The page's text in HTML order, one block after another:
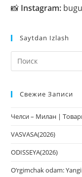
📸 Instagram:
Saytdan Izlash
Свежие Записи
Челси – Милан |
VASVASA(2026)
ODISSEYA(2026)
O‘rgimchak odam: